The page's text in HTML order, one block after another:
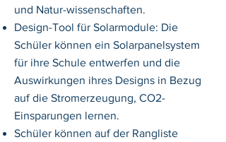
und Natur-wissenschaften.
Design-Tool für Solarmodule: Die
Schüler können ein Solarpanelsystem
für ihre Schule entwerfen und die
Auswirkungen ihres Designs in Bezug
auf die Stromerzeugung, CO2-
Einsparungen lernen.
Schüler können auf der Rangliste